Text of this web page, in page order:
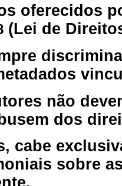
oferecidos
(Lei de
não
dos
cabe
sobre